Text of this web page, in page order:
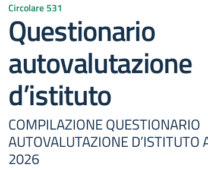
Circolare 531
Questionario
autovalutazione
d’istituto
COMPILAZIONE QUESTIONARIO
AUTOVALUTAZIONE D’ISTITUTO
2026